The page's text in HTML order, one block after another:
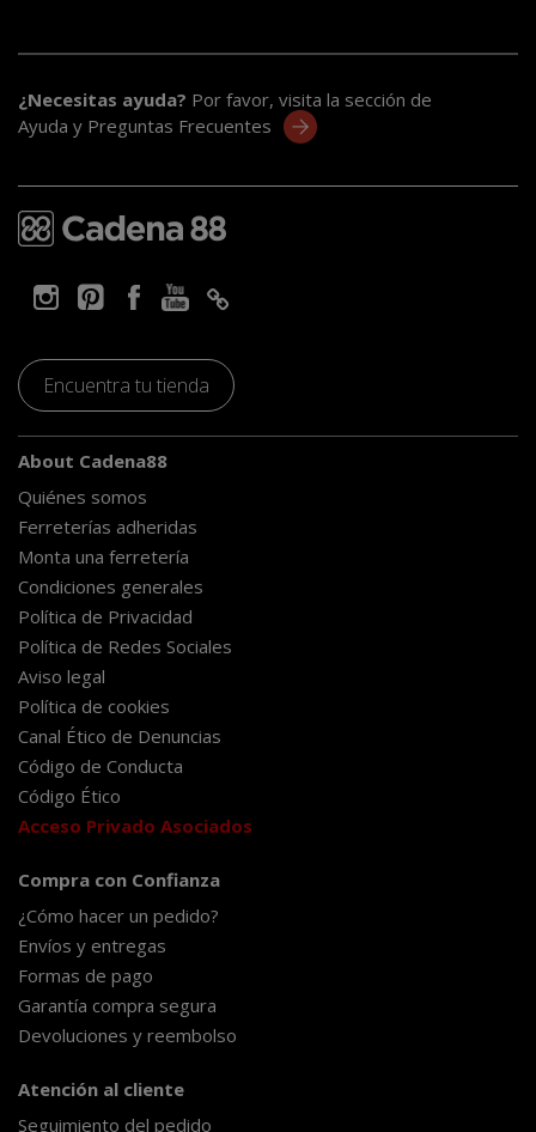
¿Necesitas ayuda? Por favor, visita la sección de
Ayuda y Preguntas Frecuentes
Encuentra tu tienda
About Cadena88
Quiénes somos
Ferreterías adheridas
Monta una ferretería
Condiciones generales
Política de Privacidad
Política de Redes Sociales
Aviso legal
Política de cookies
Canal Ético de Denuncias
Código de Conducta
Código Ético
Acceso Privado Asociados
Compra con Confianza
¿Cómo hacer un pedido?
Envíos y entregas
Formas de pago
Garantía compra segura
Devoluciones y reembolso
Atención al cliente
Seguimiento del pedido